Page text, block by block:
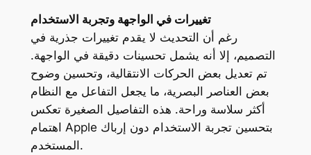
تغييرات في الواجهة وتجربة الاستخدام
رغم أن التحديث لا يقدم تغييرات جذرية في
التصميم، إلا أنه يشمل تحسينات دقيقة في الواجهة.
تم تعديل بعض الحركات الانتقالية، وتحسين وضوح
بعض العناصر البصرية، ما يجعل التفاعل مع النظام
أكثر سلاسة وراحة. هذه التفاصيل الصغيرة تعكس
اهتمام Apple بتحسين تجربة الاستخدام دون إرباك
المستخدم.